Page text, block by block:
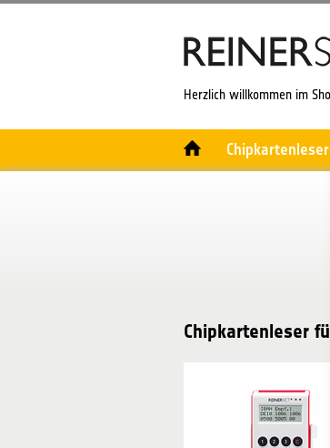
Herzlich willkommen im
Chipkartenleser